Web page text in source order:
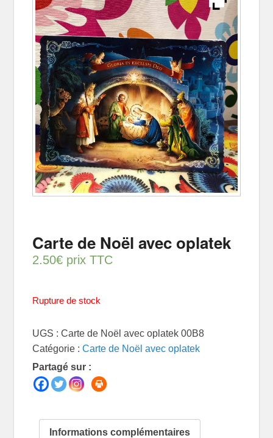
Carte de Noël avec oplatek
2.50€ prix TTC
Rupture de stock
UGS :Carte de Noël avec oplatek 00B8
Catégorie :Carte de Noël avec oplatek
Partagé sur :
Informations complémentaires